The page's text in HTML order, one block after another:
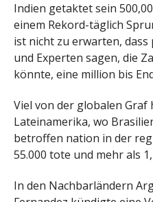
Indien getaktet sein
einem Rekord-täglich
ist nicht zu erwarten,
und Experten sagen, die
könnte, eine million bis
Viel von der globalen Graf
Lateinamerika, wo
betroffen nation in der
55.000 tote und mehr als
In den Nachbarländern